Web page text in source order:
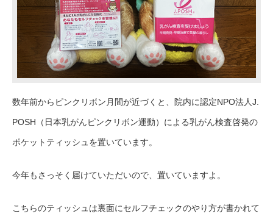
数年前からピンクリボン月間が近づくと、院内に認定NPO法人J.
POSH（日本乳がんピンクリボン運動）による乳がん検査啓発の
ポケットティッシュを置いています。
今年もさっそく届けていただいので、置いていますよ。
こちらのティッシュは裏面にセルフチェックのやり方が書かれて